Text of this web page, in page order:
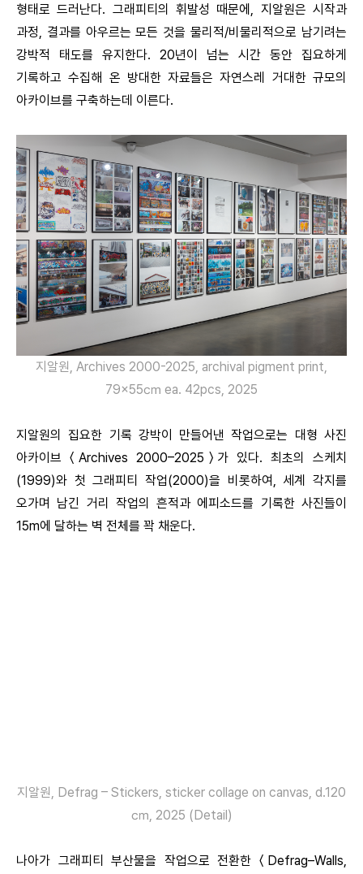
형태로 드러난다. 그래피티의 휘발성 때문에, 지알원은 시작과
과정, 결과를 아우르는 모든 것을 물리적/비물리적으로 남기려는
강박적 태도를 유지한다. 20년이 넘는 시간 동안 집요하게
기록하고 수집해 온 방대한 자료들은 자연스레 거대한 규모의
아카이브를 구축하는데 이른다.
지알원, Archives 2000-2025, archival pigment print,
79×55㎝ ea. 42pcs, 2025
지알원의 집요한 기록 강박이 만들어낸 작업으로는 대형 사진
아카이브 〈Archives 2000–2025〉가 있다. 최초의 스케치
(1999)와 첫 그래피티 작업(2000)을 비롯하여, 세계 각지를
오가며 남긴 거리 작업의 흔적과 에피소드를 기록한 사진들이
15m에 달하는 벽 전체를 꽉 채운다.
지알원, Defrag – Stickers, sticker collage on canvas, d.120
㎝, 2025 (Detail)
나아가 그래피티 부산물을 작업으로 전환한 〈Defrag–Walls,